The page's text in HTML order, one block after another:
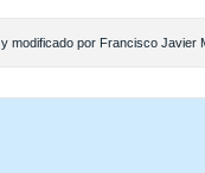
y modificado por Francisco Javier